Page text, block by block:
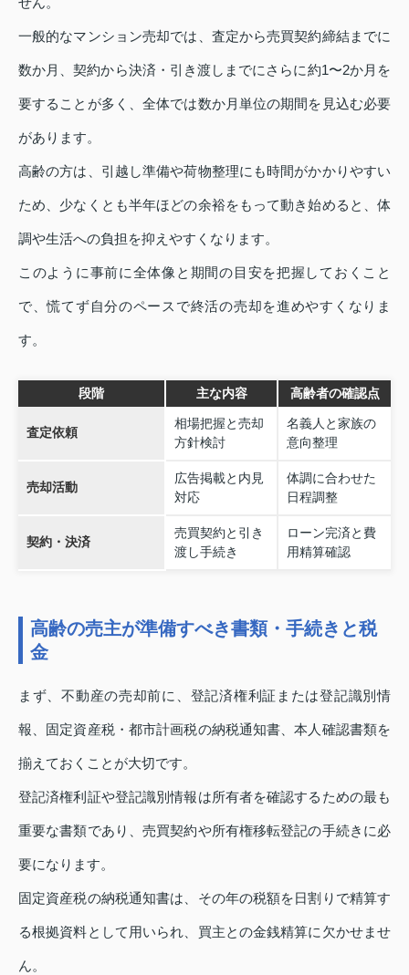
一般的なマンション売却では、査定から売買契約締結までに
数か月、契約から決済・引き渡しまでにさらに約1〜2か月を
要することが多く、全体では数か月単位の期間を見込む必要
があります。
高齢の方は、引越し準備や荷物整理にも時間がかかりやすい
ため、少なくとも半年ほどの余裕をもって動き始めると、体
調や生活への負担を抑えやすくなります。
このように事前に全体像と期間の目安を把握しておくこと
で、慌てず自分のペースで終活の売却を進めやすくなりま
す。
段階 主な内容 高齢者の確認点
査定依頼
相場把握と売却
方針検討
名義人と家族の
意向整理
売却活動
広告掲載と内見
対応
体調に合わせた
日程調整
契約・決済
売買契約と引き
渡し手続き
ローン完済と費
用精算確認
高齢の売主が準備すべき書類・手続きと税
金
まず、不動産の売却前に、登記済権利証または登記識別情
報、固定資産税・都市計画税の納税通知書、本人確認書類を
揃えておくことが大切です。
登記済権利証や登記識別情報は所有者を確認するための最も
重要な書類であり、売買契約や所有権移転登記の手続きに必
要になります。
固定資産税の納税通知書は、その年の税額を日割りで精算す
る根拠資料として用いられ、買主との金銭精算に欠かせませ
ん。